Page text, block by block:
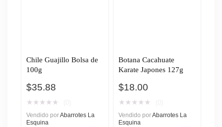
Chile Guajillo Bolsa de
100g
$35.88
★ ★ ★ ★ ★
Vendido porAbarrotes La
Esquina
Botana Cacahuate
Karate Japones 127g
$18.00
★ ★ ★ ★ ★
Vendido porAbarrotes La
Esquina